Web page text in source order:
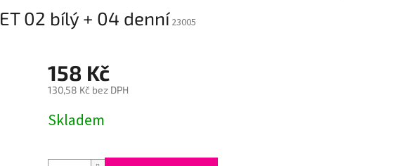
02 bílý + 04 denní 23005
158 Kč
130,58 Kč bez DPH
cena:
Skladem